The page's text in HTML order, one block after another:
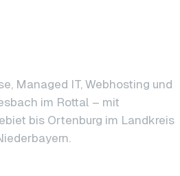
Managed IT, Webhosting und
im Rottal – mit
bis Ortenburg im Landkreis